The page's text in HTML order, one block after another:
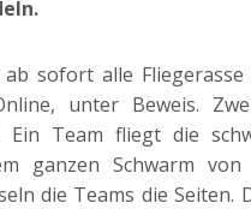
sofort alle
unter Beweis.
Ein Team fliegt die
ganzen Schwarm
die Teams die